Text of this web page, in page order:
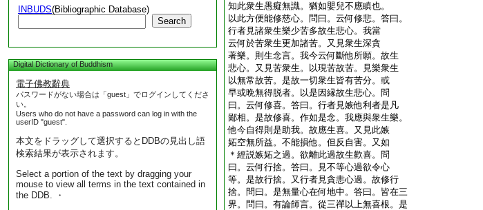
INBUDS(Bibliographic Database)
Search
Digital Dictionary of Buddhism
電子佛教辭典
パスワードがない場合は「guest」でログインしてくださ
い。
Users who do not have a password can log in with the
userID "guest".
本文をドラッグして選択するとDDBの見出し語
検索結果が表示されます。
Select a portion of the text by dragging your
mouse to view all terms in the text contained in
the DDB. ・
知此衆生愚癡無識。猶如嬰兒不應瞋也。
以此方便能修慈心。問曰。云何修悲。答曰。
行者見諸衆生樂少苦多故生悲心。我當
云何於苦衆生更加諸苦。又見衆生深貪
著樂。則生念言。我今云何斷他所願。故生
悲心。又見苦衆生。以現苦故苦。見樂衆生
以無常故苦。是故一切衆生皆有苦分。或
早或晩無得脱者。以是因縁故生悲心。問
曰。云何修喜。答曰。行者見嫉他利者是凡
鄙相。是故修喜。作如是念。我應與衆生樂。
他今自得則是助我。故應生喜。又見此嫉
妬空無所益。不能損他。但反自害。又如
＊經説嫉妬之過。欲離此過故生歡喜。問
曰。云何行捨。答曰。見不等心過欲令心
等。是故行捨。又行者見貪恚心過。故修行
捨。問曰。是無量心在何地中。答曰。皆在三
界。問曰。有論師言。從三禪以上無喜根。是